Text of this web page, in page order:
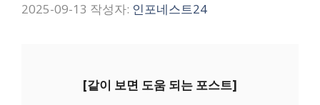
2025-09-13 작성자: 인포네스트24
[같이 보면 도움 되는 포스트]